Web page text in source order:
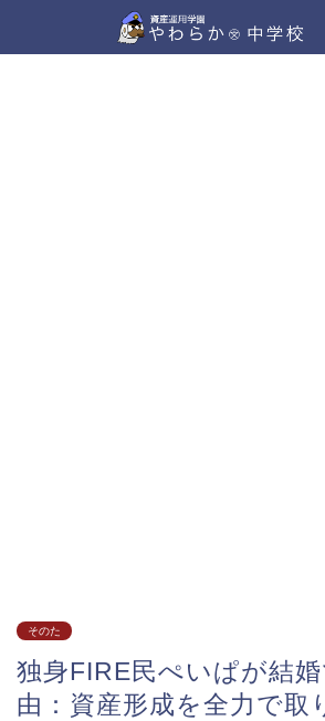
そのた
独身FIRE民ぺいぱが結
由：資産形成を全力で取